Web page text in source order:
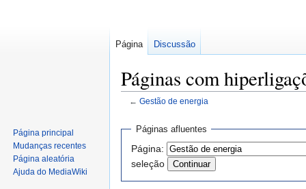
Páginas com
← Gestão de energia
Saltar
navegação
Saltar
pesquisa
Páginas afluentes
Página:
seleção
Página Discussão
Página principal
Mudanças recentes
Página aleatória
Ajuda do MediaWiki